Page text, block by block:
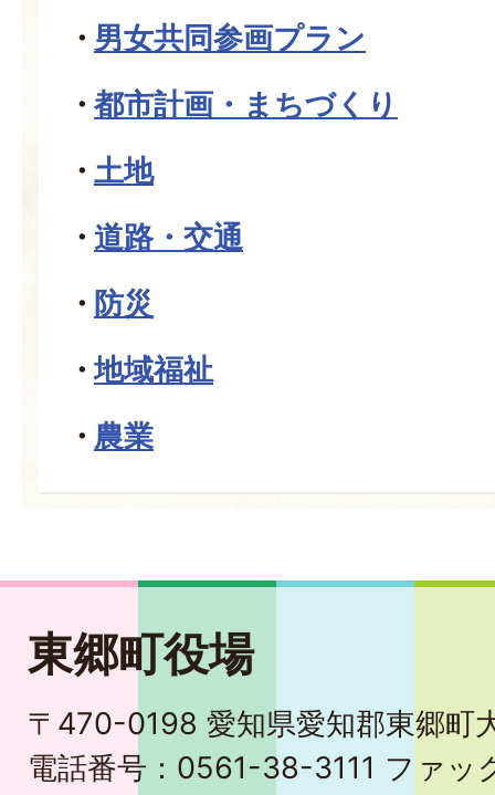
男女共同参画プラン
都市計画・まちづくり
土地
道路・交通
防災
地域福祉
農業
東郷町役場
〒470-0198 愛知県愛知郡東郷町
電話番号：0561-38-3111 ファ